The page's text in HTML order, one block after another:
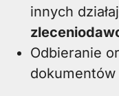
innych
Odbieranie
dokumentów